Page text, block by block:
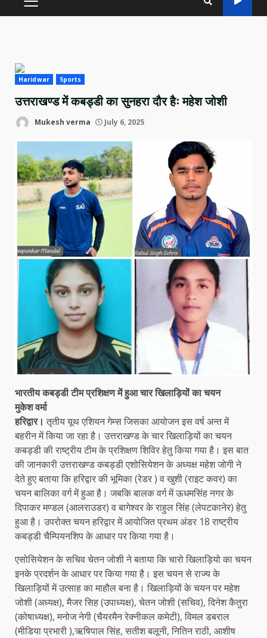
PRIMARY
Haridwar Sports
उत्तराखण्ड में कबड्डी का सुनहरा दौर हैः महेश जोशी
Mukesh verma July 6, 2025
भारतीय कबड्डी टीम प्रशिक्षण में हुआ चार खिलाड़ियों का चयन
मुकेश वर्मा
हरिद्वार। तृतीय यूथ एशियन गेम्स जिसका आयोजन इस वर्ष अन्त में
बहरीन में किया जा रहा है। उत्तराखण्ड के चार खिलाड़ियों का चयन
कबड्डी की राष्ट्रीय टीम के प्रशिक्षण शिविर हेतु किया गया है। इस बात
की जानकारी उत्तराखण्ड कबड्डी एशोसियेशन के अध्यक्ष महेश जोगी ने
देते हुए बताया कि हरिद्वार की भूमिका (रेडर ) व खुशी (राइट कवर) का
चयन बालिका वर्ग में हुआ है। जबकि बालक वर्ग में ऊधमसिंह नगर के
दिपाकर मण्डल (आलराउडर) व बागेश्वर के राहुल सिंह (लेपटकानेर) हेतु
हुआ है। उपरोक्त चयन हरिद्वार में आयोजित प्रथम अंडर 18 राष्ट्रीय
कबड्डी चैम्पियनशिप के आधार पर किया गया है।
एसोसियेशन के सचिव चेतन जोशी ने बताया कि चारो खिलाड़ियो का चयन
इनके प्रदर्शन के आधार पर किया गया है। इस चयन से राज्य के
खिलाड़ियों में उत्साह का माहौल बना है। खिलाड़ियों के चयन पर महेश
जोशी (अध्यक्ष), मैजर सिह (उपाध्यक्ष), चेतन जोशी (सचिव), दिनेश कैतुरा
(कोषाध्यक्ष), मनोज नेगी (चैयरमैन रेक्नीकल कमेटी), विमल डबराल
(मीडिया प्रभारी ),ऋषिपाल सिंह, सतीश बलूनी, नितिन राठी, आशीष